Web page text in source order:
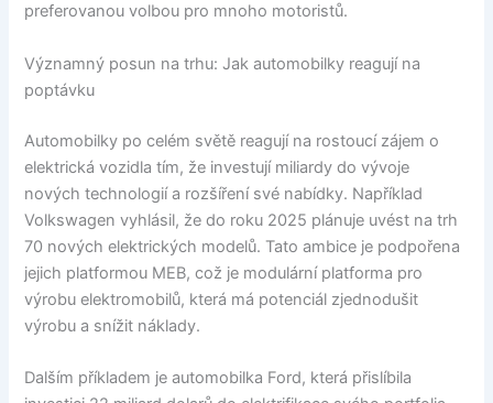
preferovanou volbou pro mnoho motoristů.
Významný posun na trhu: Jak automobilky reagují na
poptávku
Automobilky po celém světě reagují na rostoucí zájem o
elektrická vozidla tím, že investují miliardy do vývoje
nových technologií a rozšíření své nabídky. Například
Volkswagen vyhlásil, že do roku 2025 plánuje uvést na trh
70 nových elektrických modelů. Tato ambice je podpořena
jejich platformou MEB, což je modulární platforma pro
výrobu elektromobilů, která má potenciál zjednodušit
výrobu a snížit náklady.
Dalším příkladem je automobilka Ford, která přislíbila